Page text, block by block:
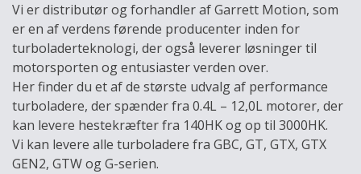
Vi er distributør og forhandler af Garrett Motion, som
er en af verdens førende producenter inden for
turboladerteknologi, der også leverer løsninger til
motorsporten og entusiaster verden over.
Her finder du et af de største udvalg af performance
turboladere, der spænder fra 0.4L – 12,0L motorer, der
kan levere hestekræfter fra 140HK og op til 3000HK.
Vi kan levere alle turboladere fra GBC, GT, GTX, GTX
GEN2, GTW og G-serien.